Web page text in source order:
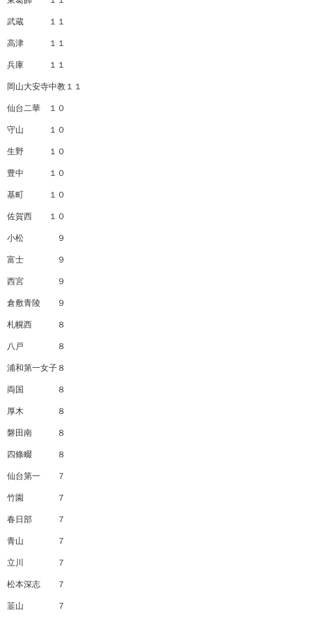
武蔵 １１
高津 １１
兵庫 １１
岡山大安寺中教１１
仙台二華 １０
守山 １０
生野 １０
豊中 １０
基町 １０
佐賀西 １０
小松 ９
富士 ９
西宮 ９
倉敷青陵 ９
札幌西 ８
八戸 ８
浦和第一女子８
両国 ８
厚木 ８
磐田南 ８
四條畷 ８
仙台第一 ７
竹園 ７
春日部 ７
青山 ７
立川 ７
松本深志 ７
韮山 ７